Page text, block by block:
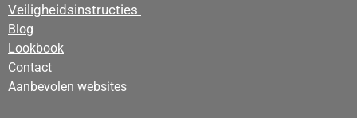
Veiligheidsinstructies
Blog
Lookbook
Contact
Aanbevolen websites